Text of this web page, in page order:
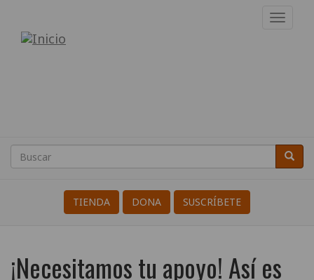
contenido
Internacional
a
la
Guerra
Search
Buscar
TIENDA DONA SUSCRÍBETE
¡Necesitamos tu apoyo! Así es